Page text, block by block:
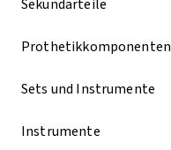
Sekundärteile
Prothetikkomponenten
Sets und Instrumente
Instrumente